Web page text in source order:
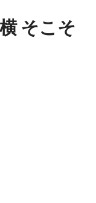
ブレイク続かず
そこそ